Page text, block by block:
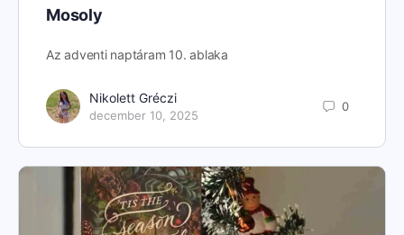
Mosoly
Az adventi naptáram 10. ablaka
Nikolett Gréczi
december 10, 2025
0